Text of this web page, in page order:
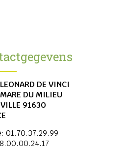
DE VINCI
DU MILIEU
91630
01.70.37.29.99